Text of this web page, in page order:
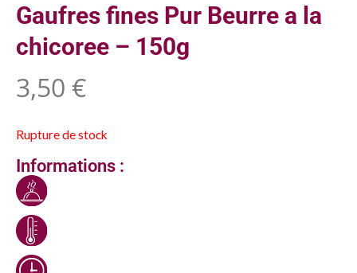
Gaufres fines Pur Beurre a la
chicoree – 150g
3,50 €
Rupture de stock
Informations :